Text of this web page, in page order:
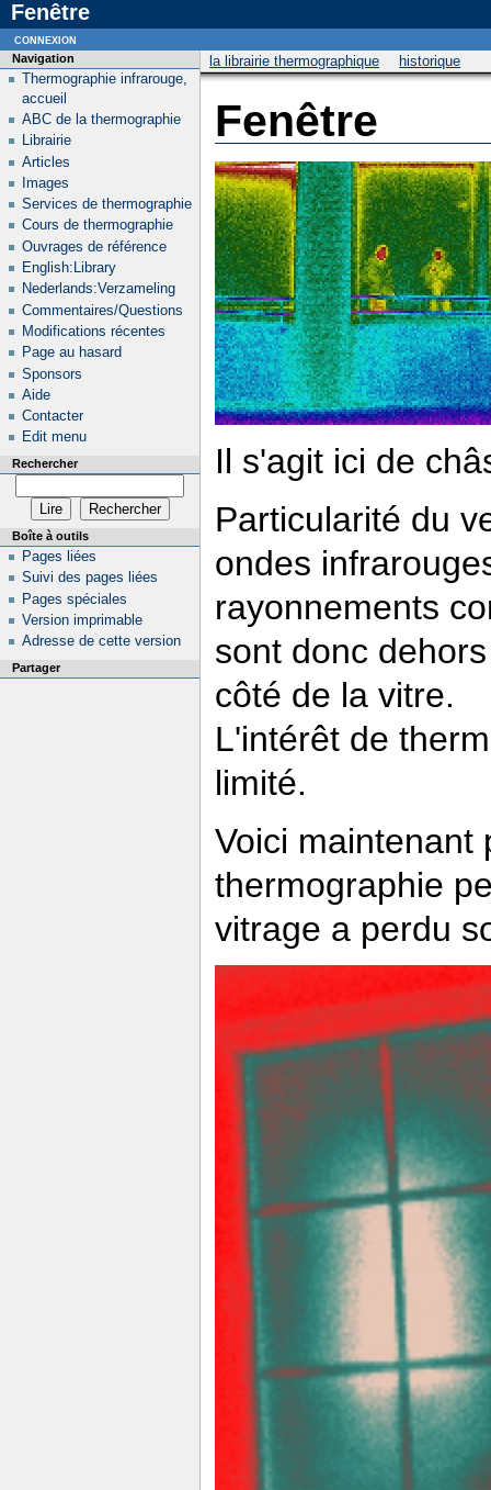
Fenêtre
la librairie thermographique historique
Fenêtre
Il s'agit ici de
Particularité du
ondes
rayonnements
sont donc
côté de la vitre.
L'intérêt de
limité.
Voici maintenant
thermographie
vitrage a perdu
Navigation
Thermographie infrarouge,
accueil
ABC de la thermographie
Librairie
Articles
Images
Services de thermographie
Cours de thermographie
Ouvrages de référence
English:Library
Nederlands:Verzameling
Commentaires/Questions
Modifications récentes
Page au hasard
Sponsors
Aide
Contacter
Edit menu
Rechercher
Boîte à outils
Pages liées
Suivi des pages liées
Pages spéciales
Version imprimable
Adresse de cette version
Partager
connexion